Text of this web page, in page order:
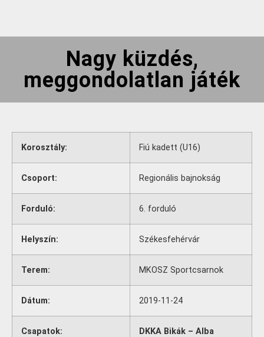
Nagy küzdés,
meggondolatlan játék
Korosztály: Fiú kadett (U16)
Csoport: Regionális bajnokság
Forduló: 6. forduló
Helyszín: Székesfehérvár
Terem: MKOSZ Sportcsarnok
Dátum: 2019-11-24
Csapatok:
DKKA Bikák – Alba